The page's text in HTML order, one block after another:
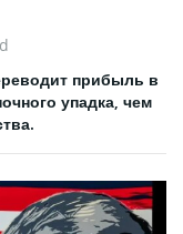
прибыль в
упадка, чем